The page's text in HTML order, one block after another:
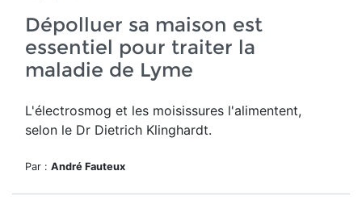
Dépolluer sa maison est
essentiel pour traiter la
maladie de Lyme
L'électrosmog et les moisissures l'alimentent,
selon le Dr Dietrich Klinghardt.
Par : André Fauteux